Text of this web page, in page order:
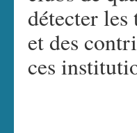
détecter
et des
ces